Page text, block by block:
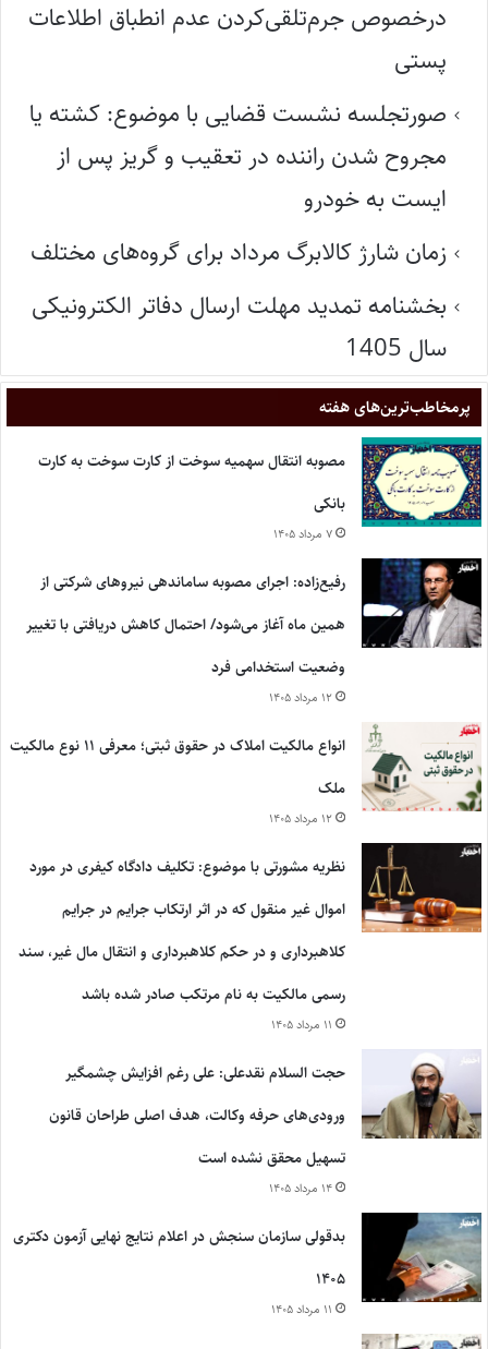
درخصوص جرم‌تلقی‌کردن عدم انطباق اطلاعات
پستی
صورتجلسه نشست قضایی با موضوع: کشته یا
مجروح شدن راننده در تعقیب و گریز پس از
ایست به خودرو
زمان شارژ کالابرگ مرداد برای گروه‌های مختلف
بخشنامه تمدید مهلت ارسال دفاتر الکترونیکی
سال 1405
پر‌مخاطب‌ترین‌های هفته
مصوبه انتقال سهمیه سوخت از کارت سوخت به کارت
بانکی
۷ مرداد ۱۴۰۵
رفیع‌زاده: اجرای مصوبه ساماندهی نیروهای شرکتی از
همین ماه آغاز می‌شود/ احتمال کاهش دریافتی با تغییر
وضعیت استخدامی فرد
۱۲ مرداد ۱۴۰۵
انواع مالکیت املاک در حقوق ثبتی؛ معرفی ۱۱ نوع مالکیت
ملک
۱۲ مرداد ۱۴۰۵
نظریه مشورتی با موضوع: تکلیف دادگاه کیفری در مورد
اموال غیر منقول که در اثر ارتکاب جرایم در جرایم
کلاهبرداری و در حکم کلاهبرداری و انتقال مال غیر، سند
رسمی مالکیت به نام مرتکب صادر شده باشد
۱۱ مرداد ۱۴۰۵
حجت السلام نقدعلی: علی رغم افزایش چشمگیر
ورودی‌های حرفه وکالت، هدف اصلی طراحان قانون
تسهیل محقق نشده است
۱۴ مرداد ۱۴۰۵
بدقولی سازمان سنجش در اعلام نتایج نهایی آزمون دکتری
۱۴۰۵
۱۱ مرداد ۱۴۰۵